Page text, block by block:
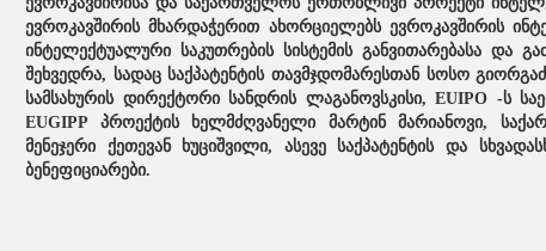
ევროკავშირის მხარდაჭერით ახორციელებს ევროკავშირის
ინტელექტუალური საკუთრების სისტემის განვითარებასა და
შეხვედრა, სადაც საქპატენტის თავმჯდომარესთან სოსო
სამსახურის დირექტორი სანდრის ლაგანოვსკისი, EUIPO -ს
EUGIPP პროექტის ხელმძღვანელი მარტინ მარიანოვი,
მენეჯერი ქეთევან ხუციშვილი, ასევე საქპატენტის და
ბენეფიციარები.